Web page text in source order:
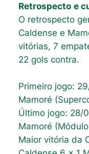
Retrospecto e
O retrospecto
Caldense e
vitórias, 7
22 gols contra.
Primeiro jogo:
Mamoré
Último jogo: 28/
Mamoré (Módulo
Maior vitória da